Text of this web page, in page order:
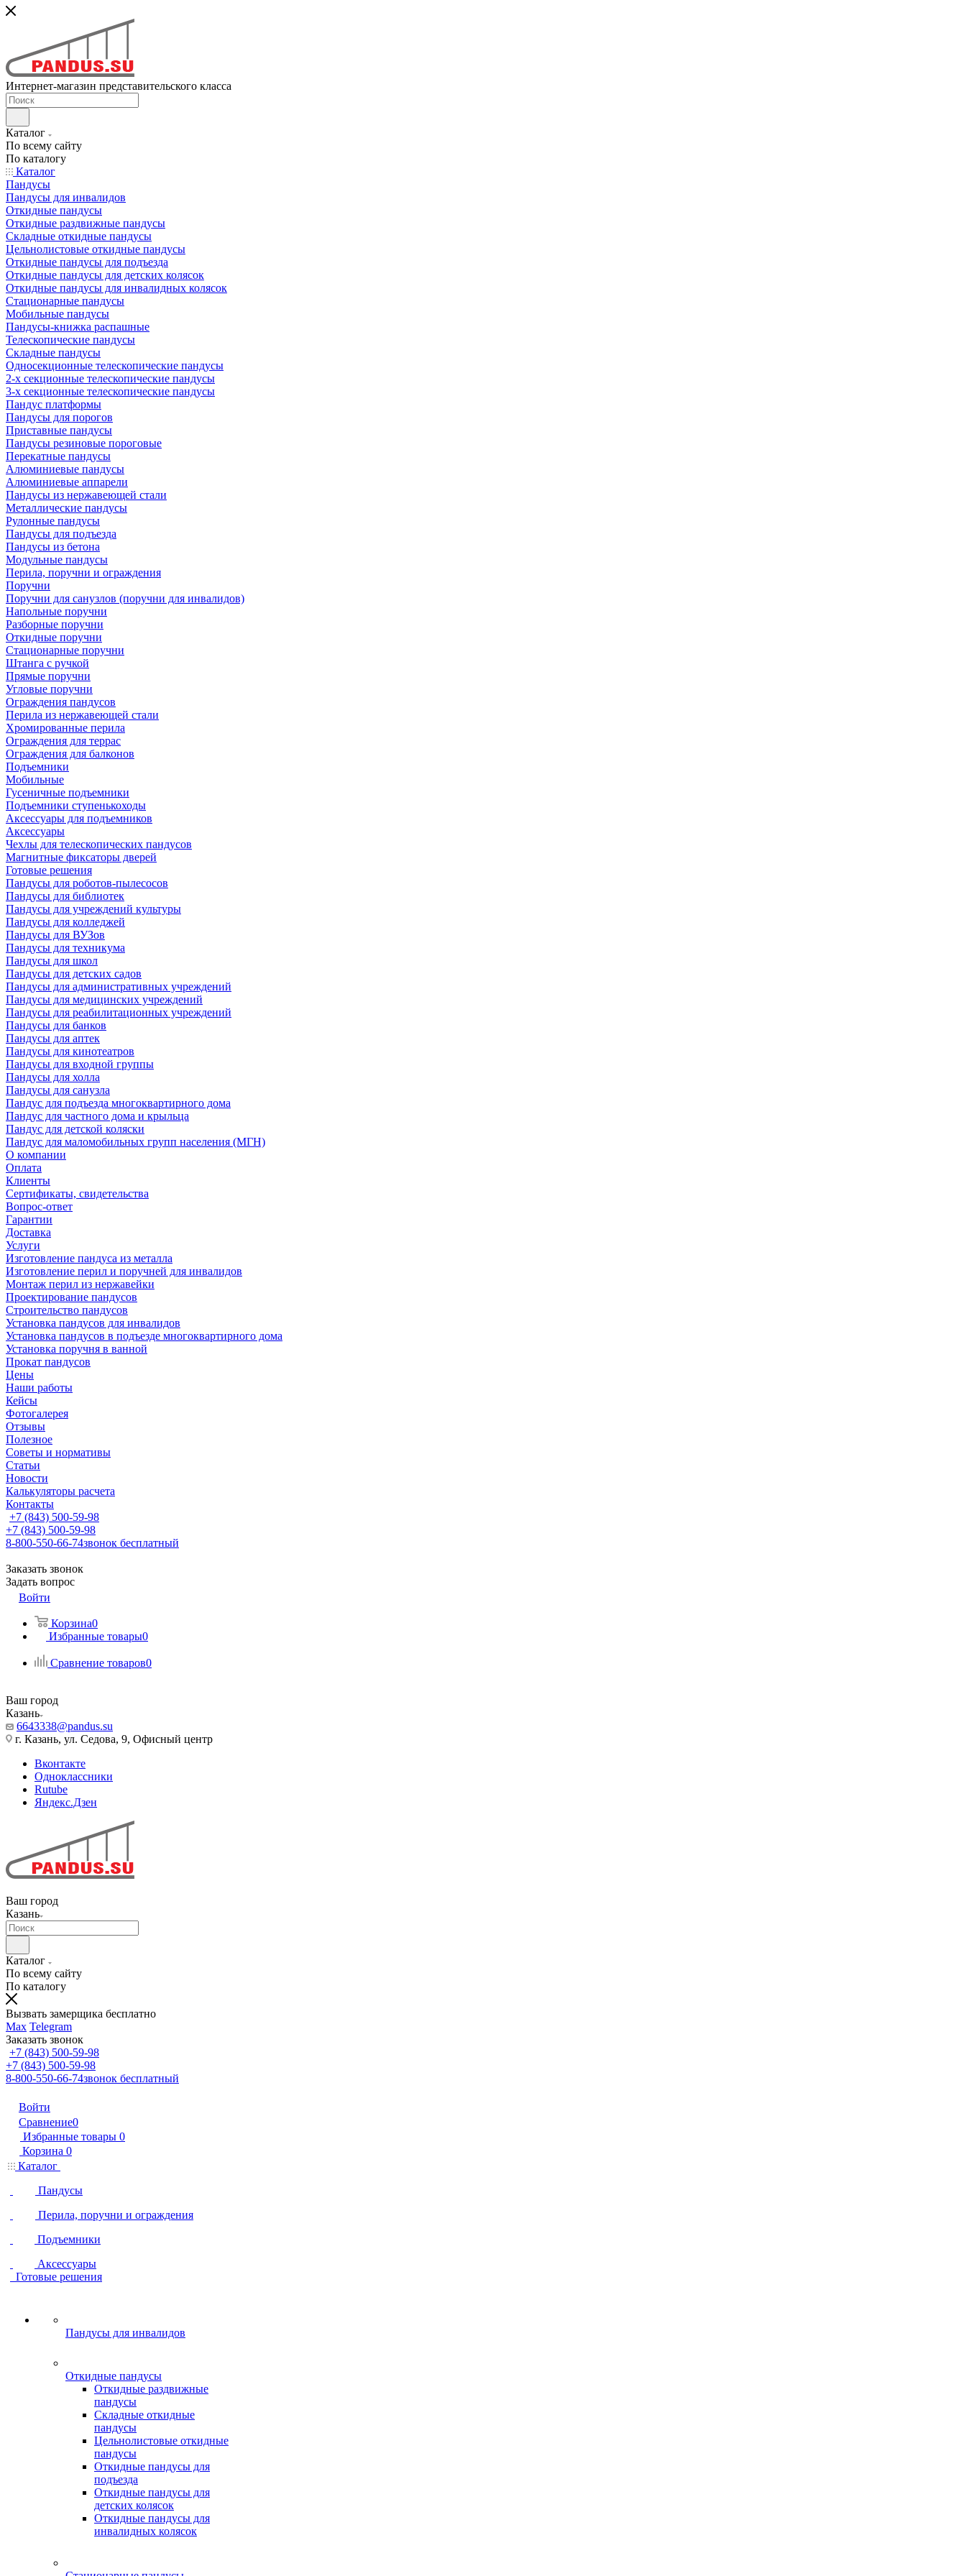
Интернет-магазин представительского класса
Каталог
По всему сайту
По каталогу
Каталог
Пандусы
Пандусы для инвалидов
Откидные пандусы
Откидные раздвижные пандусы
Складные откидные пандусы
Цельнолистовые откидные пандусы
Откидные пандусы для подъезда
Откидные пандусы для детских колясок
Откидные пандусы для инвалидных колясок
Стационарные пандусы
Мобильные пандусы
Пандусы-книжка распашные
Телескопические пандусы
Складные пандусы
Односекционные телескопические пандусы
2-х секционные телескопические пандусы
3-х секционные телескопические пандусы
Пандус платформы
Пандусы для порогов
Приставные пандусы
Пандусы резиновые пороговые
Перекатные пандусы
Алюминиевые пандусы
Алюминиевые аппарели
Пандусы из нержавеющей стали
Металлические пандусы
Рулонные пандусы
Пандусы для подъезда
Пандусы из бетона
Модульные пандусы
Перила, поручни и ограждения
Поручни
Поручни для санузлов (поручни для инвалидов)
Напольные поручни
Разборные поручни
Откидные поручни
Стационарные поручни
Штанга с ручкой
Прямые поручни
Угловые поручни
Ограждения пандусов
Перила из нержавеющей стали
Хромированные перила
Ограждения для террас
Ограждения для балконов
Подъемники
Мобильные
Гусеничные подъемники
Подъемники ступенькоходы
Аксессуары для подъемников
Аксессуары
Чехлы для телескопических пандусов
Магнитные фиксаторы дверей
Готовые решения
Пандусы для роботов-пылесосов
Пандусы для библиотек
Пандусы для учреждений культуры
Пандусы для колледжей
Пандусы для ВУЗов
Пандусы для техникума
Пандусы для школ
Пандусы для детских садов
Пандусы для административных учреждений
Пандусы для медицинских учреждений
Пандусы для реабилитационных учреждений
Пандусы для банков
Пандусы для аптек
Пандусы для кинотеатров
Пандусы для входной группы
Пандусы для холла
Пандусы для санузла
Пандус для подъезда многоквартирного дома
Пандус для частного дома и крыльца
Пандус для детской коляски
Пандус для маломобильных групп населения (МГН)
О компании
Оплата
Клиенты
Сертификаты, свидетельства
Вопрос-ответ
Гарантии
Доставка
Услуги
Изготовление пандуса из металла
Изготовление перил и поручней для инвалидов
Монтаж перил из нержавейки
Проектирование пандусов
Строительство пандусов
Установка пандусов для инвалидов
Установка пандусов в подъезде многоквартирного дома
Установка поручня в ванной
Прокат пандусов
Цены
Наши работы
Кейсы
Фотогалерея
Отзывы
Полезное
Советы и нормативы
Статьи
Новости
Калькуляторы расчета
Контакты
+7 (843) 500-59-98
+7 (843) 500-59-98
8-800-550-66-74звонок бесплатный
Заказать звонок
Задать вопрос
Войти
Корзина0
Избранные товары0
Сравнение товаров0
Ваш город
Казань
6643338@pandus.su
г. Казань, ул. Седова, 9, Офисный центр
Вконтакте
Одноклассники
Rutube
Яндекс.Дзен
Ваш город
Казань
Каталог
По всему сайту
По каталогу
Вызвать замерщика бесплатно
Max Telegram
Заказать звонок
+7 (843) 500-59-98
+7 (843) 500-59-98
8-800-550-66-74звонок бесплатный
Войти
Сравнение0
Избранные товары 0
Корзина 0
Каталог
Пандусы
Перила, поручни и ограждения
Подъемники
Аксессуары
Готовые решения
Пандусы для инвалидов
Откидные пандусы
Откидные раздвижные
пандусы
Складные откидные
пандусы
Цельнолистовые откидные
пандусы
Откидные пандусы для
подъезда
Откидные пандусы для
детских колясок
Откидные пандусы для
инвалидных колясок